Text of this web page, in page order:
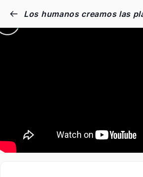
Los humanos creamos las